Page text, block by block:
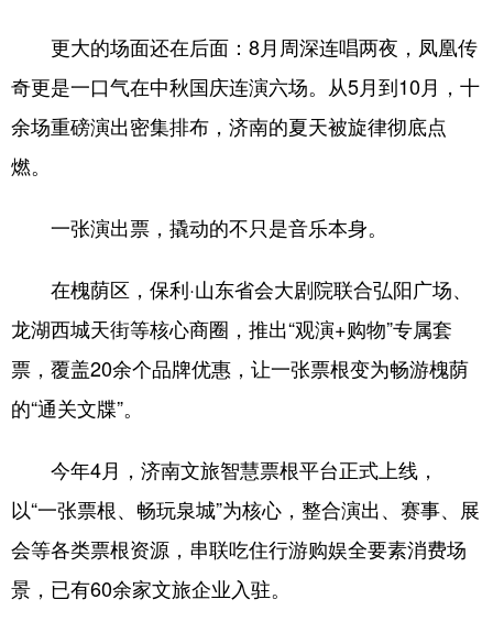
更大的场面还在后面：8月周深连唱两夜，凤凰传
奇更是一口气在中秋国庆连演六场。从5月到10月，十
余场重磅演出密集排布，济南的夏天被旋律彻底点
燃。
一张演出票，撬动的不只是音乐本身。
在槐荫区，保利·山东省会大剧院联合弘阳广场、
龙湖西城天街等核心商圈，推出“观演+购物”专属套
票，覆盖20余个品牌优惠，让一张票根变为畅游槐荫
的“通关文牒”。
今年4月，济南文旅智慧票根平台正式上线，
以“一张票根、畅玩泉城”为核心，整合演出、赛事、展
会等各类票根资源，串联吃住行游购娱全要素消费场
景，已有60余家文旅企业入驻。